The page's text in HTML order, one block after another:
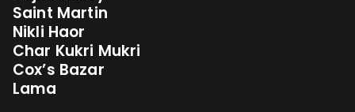
Saint Martin
Nikli Haor
Char Kukri Mukri
Cox’s Bazar
Lama